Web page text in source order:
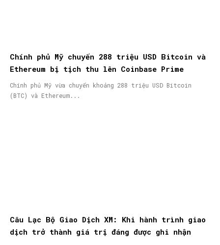
Chính phủ Mỹ chuyển 288 triệu USD Bitcoin và
Ethereum bị tịch thu lên Coinbase Prime
Chính phủ Mỹ vừa chuyển khoảng 288 triệu USD Bitcoin
(BTC) và Ethereum...
Câu Lạc Bộ Giao Dịch XM: Khi hành trình giao
dịch trở thành giá trị đáng được ghi nhận